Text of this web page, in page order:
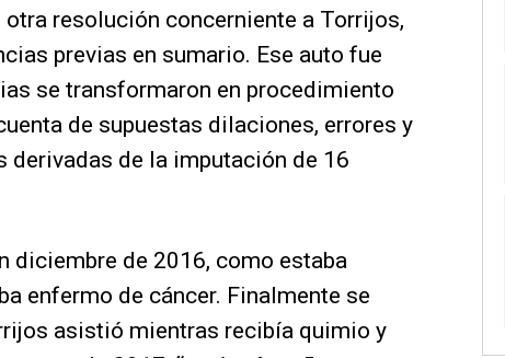
resolución concerniente a Torrijos,
previas en sumario. Ese auto fue
se transformaron en procedimiento
de supuestas dilaciones, errores y
derivadas de la imputación de 16
diciembre de 2016, como estaba
enfermo de cáncer. Finalmente se
asistió mientras recibía quimio y